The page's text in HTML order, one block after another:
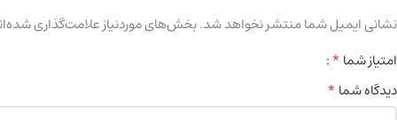
نشانی ایمیل شما منتشر نخواهد شد.بخش‌های موردنیاز علامت‌گذاری
امتیاز شما*
دیدگاه شما*